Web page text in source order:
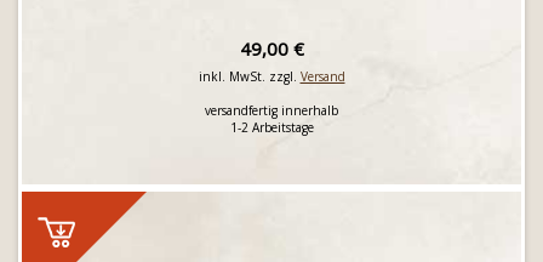
49,00 €
inkl. MwSt. zzgl. Versand
versandfertig innerhalb
1-2 Arbeitstage